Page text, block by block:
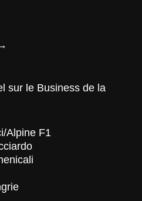
sur le Business de la
Alpine F1